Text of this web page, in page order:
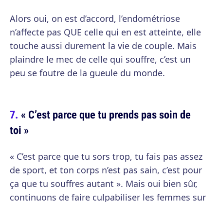
Alors oui, on est d’accord, l’endométriose
n’affecte pas QUE celle qui en est atteinte, elle
touche aussi durement la vie de couple. Mais
plaindre le mec de celle qui souffre, c’est un
peu se foutre de la gueule du monde.
« C’est parce que tu prends pas soin de
toi »
« C’est parce que tu sors trop, tu fais pas assez
de sport, et ton corps n’est pas sain, c’est pour
ça que tu souffres autant ». Mais oui bien sûr,
continuons de faire culpabiliser les femmes sur